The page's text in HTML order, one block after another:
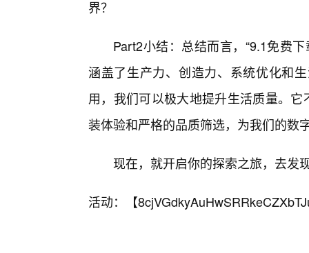
界？
Part2小结：总结而言，“9.1免费
涵盖了生产力、创造力、系统优化和
用，我们可以极大地提升生活质量。
装体验和严格的品质筛选，为我们的数
现在，就开启你的探索之旅，去发
活动：【